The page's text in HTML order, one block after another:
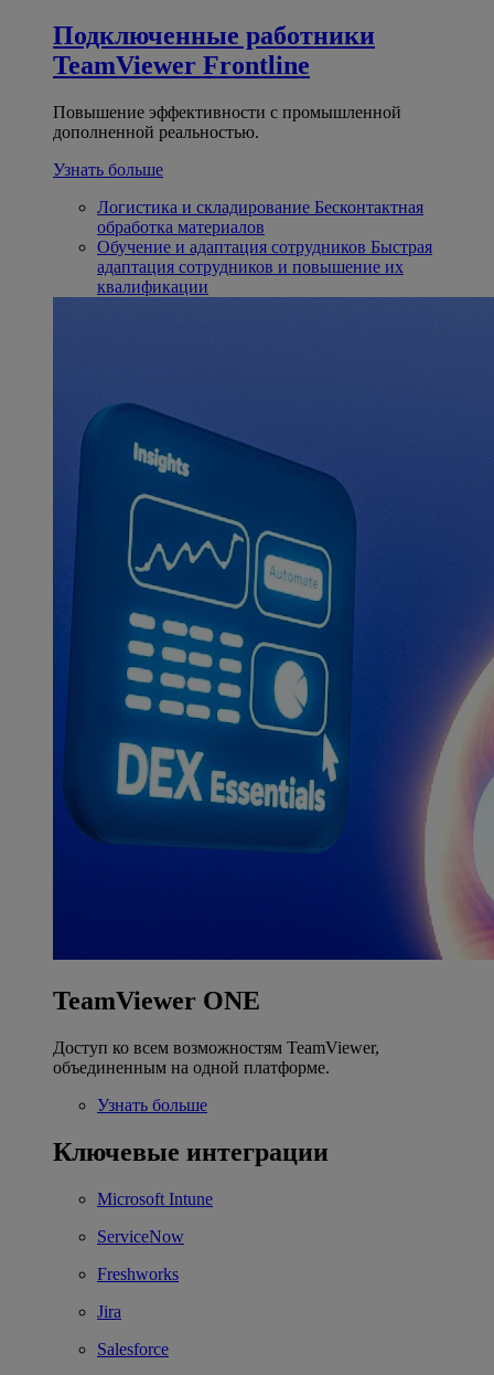
Подключенные работники
TeamViewer Frontline
Повышение эффективности с промышленной
дополненной реальностью.
Узнать больше
Логистика и складирование Бесконтактная
обработка материалов
Обучение и адаптация сотрудников Быстрая
адаптация сотрудников и повышение их
квалификации
TeamViewer ONE
Доступ ко всем возможностям TeamViewer,
объединенным на одной платформе.
Узнать больше
Ключевые интеграции
Microsoft Intune
ServiceNow
Freshworks
Jira
Salesforce